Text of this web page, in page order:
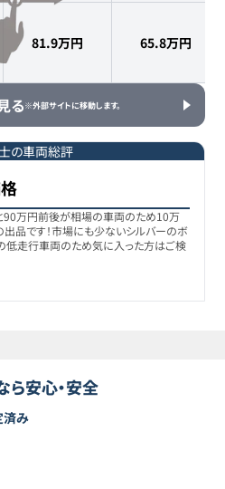
81.9万円 65.8万円
る※外部サイトに移動します。
の車両総評
90万円前後が相場の車両のため10万
品です！市場にも少ないシルバーのボ
低走行車両のため気に入った方はご検
ら安心・安全
済み